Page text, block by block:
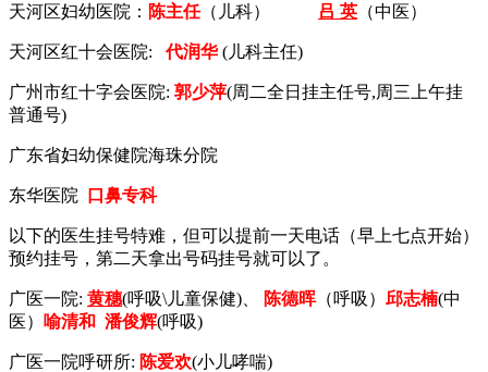
天河区妇幼医院： 陈主任（儿科） 吕 英 （中医）
天河区红十会医院:代润华( 儿科主任)
广州市红十字会医院: 郭少萍(周二全日挂主任号,周三上午挂
普通号)
广东省妇幼保健院海珠分院
东华医院 口鼻专科
以下的医生挂号特难，但可以提前一天电话（早上七点开始）
预约挂号，第二天拿出号码挂号就可以了。
广医一院: 黄穗(呼吸\儿童保健)、 陈德晖（呼吸） 邱志楠(中
医）
喻清和 潘俊辉(呼吸)
广医一院呼研所: 陈爱欢(小儿哮喘)